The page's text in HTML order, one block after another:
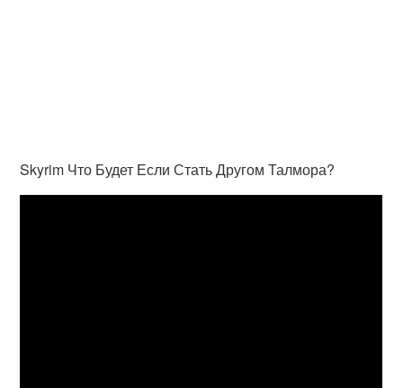
Skyrim Что Будет Если Стать Другом Талмора?